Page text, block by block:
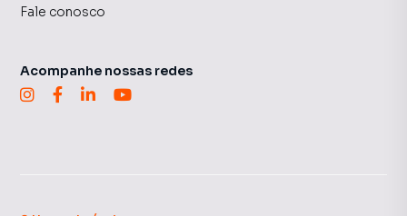
Fale conosco
Acompanhe nossas redes